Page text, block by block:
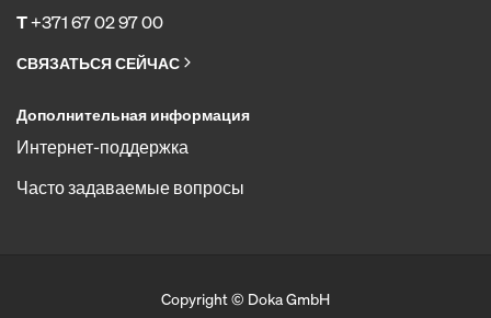
T+371 67 02 97 00
СВЯЗАТЬСЯ СЕЙЧАС
Дополнительная информация
Интернет-поддержка
Часто задаваемые вопросы
Copyright © Doka GmbH